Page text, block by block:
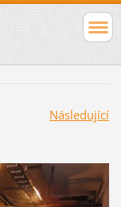
Následující